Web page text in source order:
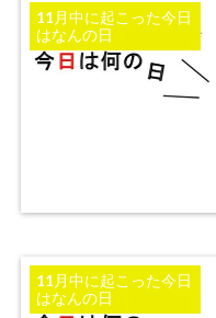
11月中に起こった今日
はなんの日
11月中に起こった今日
はなんの日